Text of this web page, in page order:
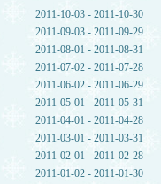
2011-10-03 - 2011-10-30
2011-09-03 - 2011-09-29
2011-08-01 - 2011-08-31
2011-07-02 - 2011-07-28
2011-06-02 - 2011-06-29
2011-05-01 - 2011-05-31
2011-04-01 - 2011-04-28
2011-03-01 - 2011-03-31
2011-02-01 - 2011-02-28
2011-01-02 - 2011-01-30